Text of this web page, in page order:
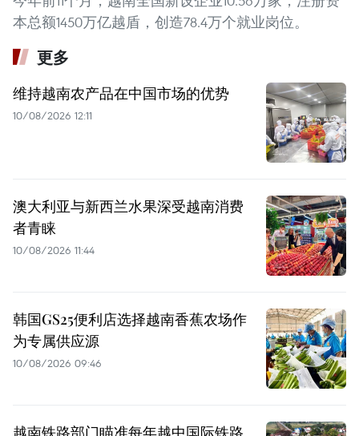
本总额1450万亿越盾，创造78.4万个就业岗位。
更多
维持越南农产品在中国市场的优势
10/08/2026 12:11
澳大利亚与新西兰水果深受越南消费
者青睐
10/08/2026 11:44
韩国GS25便利店选择越南香蕉农场作
为专属供应源
10/08/2026 09:46
越南铁路部门瞄准每年越中国际铁路